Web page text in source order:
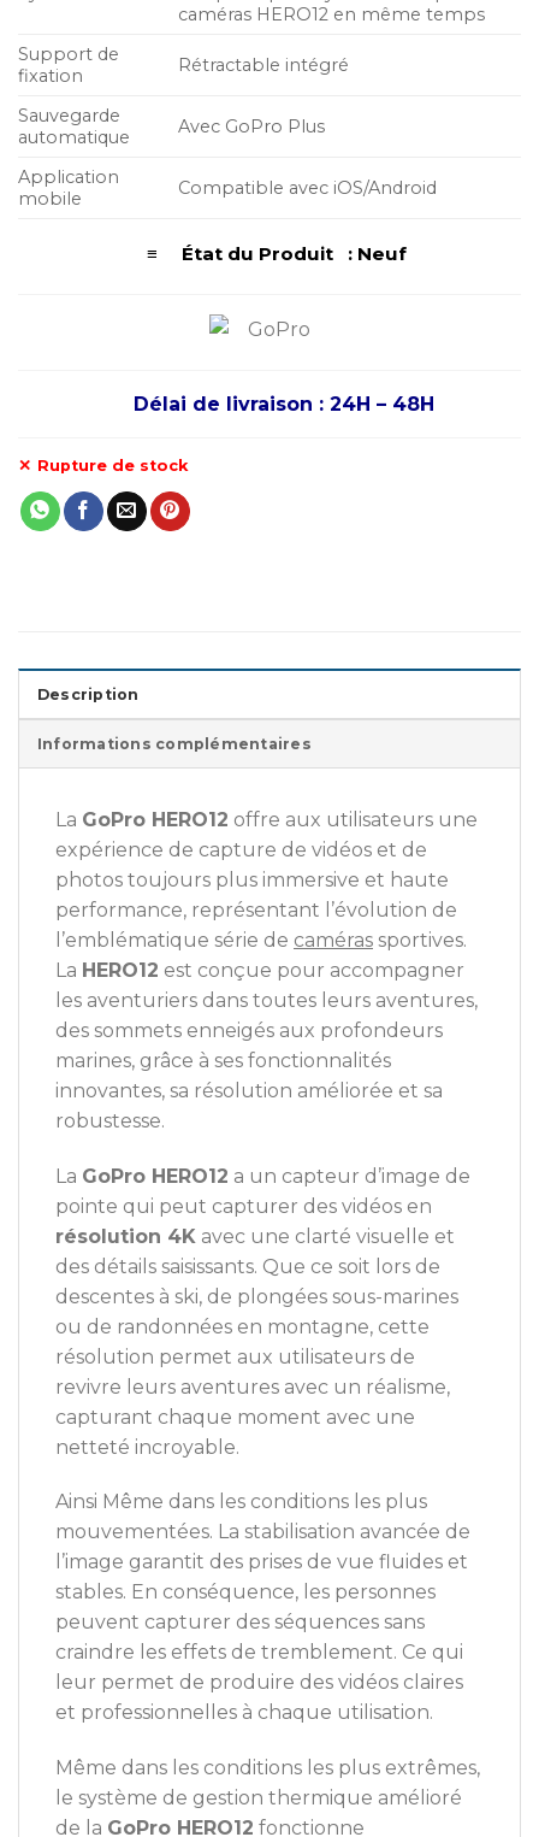
caméras HERO12 en même temps
Support de
fixation
Rétractable intégré
Sauvegarde
automatique
Avec GoPro Plus
Application
mobile
Compatible avec iOS/Android
≡ État du Produit : Neuf
Délai de livraison : 24H – 48H
Rupture de stock
Description
Informations complémentaires
La GoPro HERO12 offre aux utilisateurs une
expérience de capture de vidéos et de
photos toujours plus immersive et haute
performance, représentant l’évolution de
l’emblématique série de caméras sportives.
La HERO12 est conçue pour accompagner
les aventuriers dans toutes leurs aventures,
des sommets enneigés aux profondeurs
marines, grâce à ses fonctionnalités
innovantes, sa résolution améliorée et sa
robustesse.
La GoPro HERO12 a un capteur d’image de
pointe qui peut capturer des vidéos en
résolution 4K avec une clarté visuelle et
des détails saisissants. Que ce soit lors de
descentes à ski, de plongées sous-marines
ou de randonnées en montagne, cette
résolution permet aux utilisateurs de
revivre leurs aventures avec un réalisme,
capturant chaque moment avec une
netteté incroyable.
Ainsi Même dans les conditions les plus
mouvementées. La stabilisation avancée de
l’image garantit des prises de vue fluides et
stables. En conséquence, les personnes
peuvent capturer des séquences sans
craindre les effets de tremblement. Ce qui
leur permet de produire des vidéos claires
et professionnelles à chaque utilisation.
Même dans les conditions les plus extrêmes,
le système de gestion thermique amélioré
de la GoPro HERO12 fonctionne